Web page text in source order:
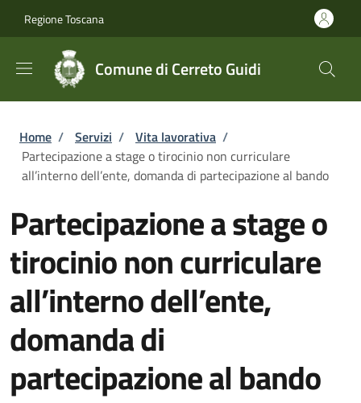
Regione Toscana
Comune di Cerreto Guidi
Briciole di pane
Home / Servizi / Vita lavorativa /
Partecipazione a stage o tirocinio non curriculare
all’interno dell’ente, domanda di partecipazione al bando
Partecipazione a stage o
tirocinio non curriculare
all’interno dell’ente,
domanda di
partecipazione al bando